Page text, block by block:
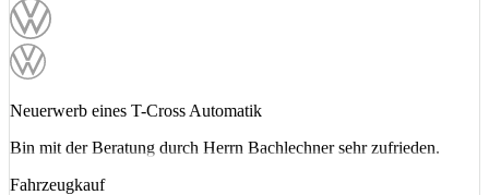
Neuerwerb eines T-Cross Automatik
Bin mit der Beratung durch Herrn Bachlechner sehr zufrieden.
Fahrzeugkauf